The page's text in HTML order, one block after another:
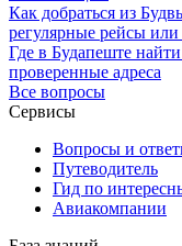
Как добраться из
регулярные рейсы или
Где в Будапеште
проверенные адреса
Все вопросы
Сервисы
Вопросы и
Путеводитель
Гид по
Авиакомпании